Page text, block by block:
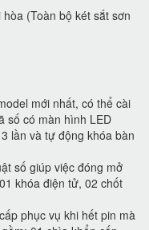
(Toàn bộ két sắt sơn
mới nhất, có thể cài
số có màn hình LED
lần và tự động khóa bàn
số giúp việc đóng mở
khóa điện tử, 02 chốt
phục vụ khi hết pin mà